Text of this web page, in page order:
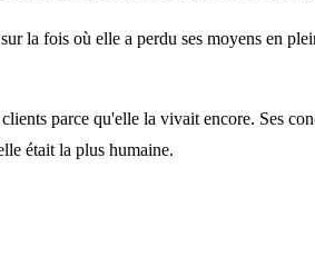
la fois où elle a perdu ses moyens en
parce qu'elle la vivait encore. Ses
était la plus humaine.